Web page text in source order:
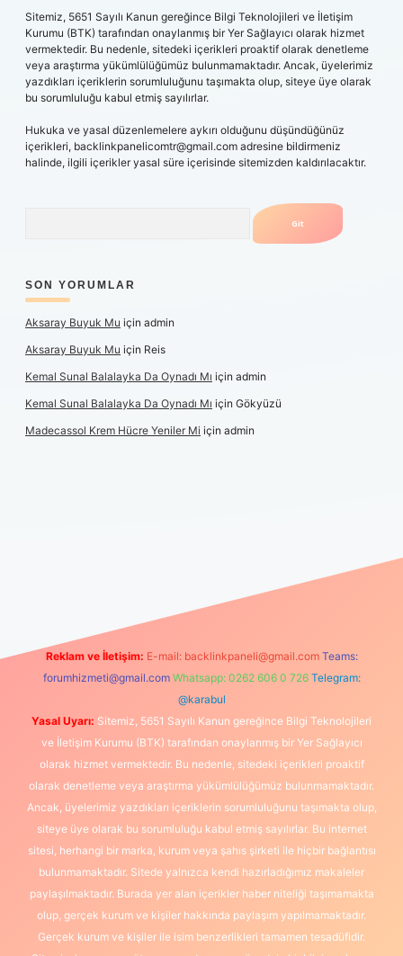
Sitemiz, 5651 Sayılı Kanun gereğince Bilgi Teknolojileri ve İletişim
Kurumu (BTK) tarafından onaylanmış bir Yer Sağlayıcı olarak hizmet
vermektedir. Bu nedenle, sitedeki içerikleri proaktif olarak denetleme
veya araştırma yükümlülüğümüz bulunmamaktadır. Ancak, üyelerimiz
yazdıkları içeriklerin sorumluluğunu taşımakta olup, siteye üye olarak
bu sorumluluğu kabul etmiş sayılırlar.
Hukuka ve yasal düzenlemelere aykırı olduğunu düşündüğünüz
içerikleri, backlinkpanelicomtr@gmail.com adresine bildirmeniz
halinde, ilgili içerikler yasal süre içerisinde sitemizden kaldırılacaktır.
SON YORUMLAR
Aksaray Buyuk Mu için admin
Aksaray Buyuk Mu için Reis
Kemal Sunal Balalayka Da Oynadı Mı için admin
Kemal Sunal Balalayka Da Oynadı Mı için Gökyüzü
Madecassol Krem Hücre Yeniler Mi için admin
Reklam ve İletişim: E-mail: backlinkpaneli@gmail.com Teams:
forumhizmeti@gmail.com Whatsapp: 0262 606 0 726 Telegram:
@karabul
Yasal Uyarı: Sitemiz, 5651 Sayılı Kanun gereğince Bilgi Teknolojileri
ve İletişim Kurumu (BTK) tarafından onaylanmış bir Yer Sağlayıcı
olarak hizmet vermektedir. Bu nedenle, sitedeki içerikleri proaktif
olarak denetleme veya araştırma yükümlülüğümüz bulunmamaktadır.
Ancak, üyelerimiz yazdıkları içeriklerin sorumluluğunu taşımakta olup,
siteye üye olarak bu sorumluluğu kabul etmiş sayılırlar. Bu internet
sitesi, herhangi bir marka, kurum veya şahıs şirketi ile hiçbir bağlantısı
bulunmamaktadır. Sitede yalnızca kendi hazırladığımız makaleler
paylaşılmaktadır. Burada yer alan içerikler haber niteliği taşımamakta
olup, gerçek kurum ve kişiler hakkında paylaşım yapılmamaktadır.
Gerçek kurum ve kişiler ile isim benzerlikleri tamamen tesadüfidir.